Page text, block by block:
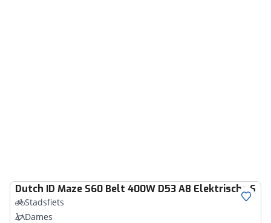
Dutch ID Maze S60 Belt 400W D53 A8 Elektrische
Stadsfiets
Dames